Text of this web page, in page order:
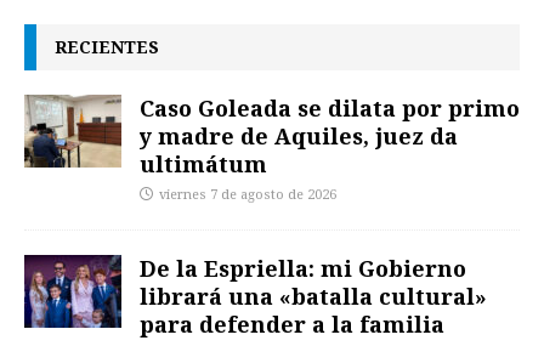
RECIENTES
Caso Goleada se dilata por primo
y madre de Aquiles, juez da
ultimátum
viernes 7 de agosto de 2026
De la Espriella: mi Gobierno
librará una «batalla cultural»
para defender a la familia